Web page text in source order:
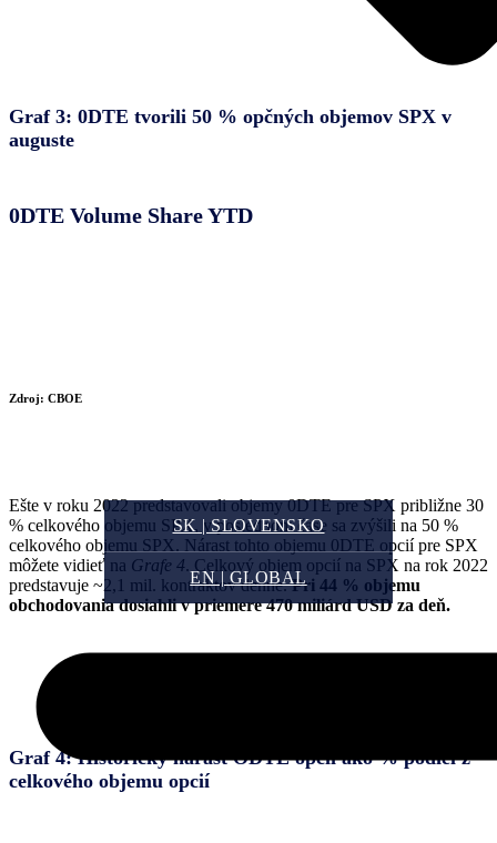
SK | SLOVENSKO
EN | GLOBAL
Graf 3: 0DTE tvorili 50 % opčných objemov SPX v
auguste
0DTE Volume Share YTD
Zdroj: CBOE
Ešte v roku 2022 predstavovali objemy 0DTE pre SPX približne 30
% celkového objemu SPX, v poslednom čase sa zvýšili na 50 %
celkového objemu SPX. Nárast tohto objemu 0DTE opcií pre SPX
môžete vidieť na Grafe 4. Celkový objem opcií na SPX na rok 2022
predstavuje ~2,1 mil. kontraktov denne.Pri 44 % objemu
obchodovania dosiahli v priemere 470 miliárd USD za deň.
Graf 4: Historický nárast ODTE opcií ako % podiel z
celkového objemu opcií